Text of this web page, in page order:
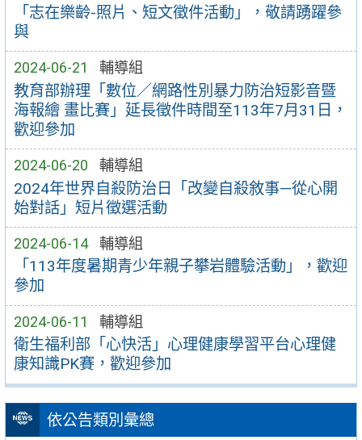
「志在樂齡-照片、短文徵件活動」，敬請踴躍參
與
2024-06-21 輔導組
教育部辦理「數位／網路性別暴力防治短影音暨
海報繪 畫比賽」延長徵件時間至113年7月31日，
歡迎參加
2024-06-20 輔導組
2024年世界自殺防治日「改變自殺敘事—從心開
始對話」短片徵選活動
2024-06-14 輔導組
「113年度暑期青少年親子攀岩體驗活動」，歡迎
參加
2024-06-11 輔導組
衛生福利部「心快活」心理健康學習平台心理健
康知識PK賽，歡迎參加
依公告類別彙總